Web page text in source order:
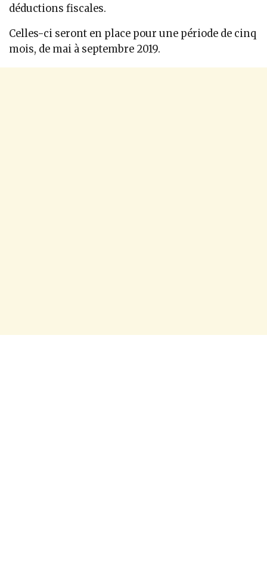
déductions fiscales.
Celles-ci seront en place pour une période de cinq
mois, de mai à septembre 2019.